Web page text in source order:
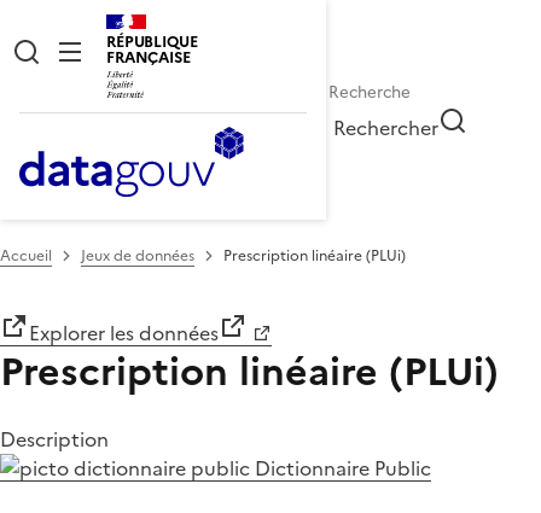
RÉPUBLIQUE
FRANÇAISE
Rechercher
Accueil Jeux de données Prescription linéaire (PLUi)
Explorer les données
Prescription linéaire (PLUi)
Description
Dictionnaire Public